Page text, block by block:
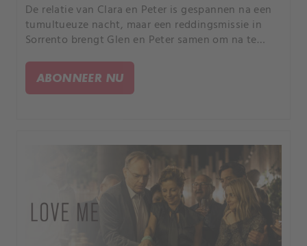
De relatie van Clara en Peter is gespannen na een
tumultueuze nacht, maar een reddingsmissie in
Sorrento brengt Glen en Peter samen om na te
relaties.
ABONNEER NU